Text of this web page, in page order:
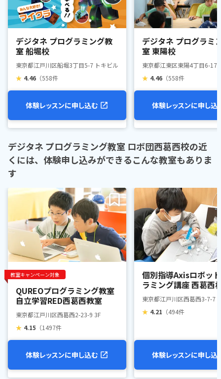
デジタネ プログラミング教
室 船堀校
東京都江戸川区船堀3丁目5-7 トキビル3階
★ 4.46 （558件
体験レッスンに申し込む
デジタネ プログラミ
室 東陽校
東京都江東区東陽4丁目6-17
★ 4.46 （558件
体験レッスンに申し込
デジタネ プログラミング教室 ロボ団西葛西校の近
くには、体験申し込みができるこんな教室もありま
す
教室キャンペーン対象
QUREOプログラミング教室
自立学習RED西葛西教室
東京都江戸川区西葛西2-23-9 3F
★ 4.15 （1497件
体験レッスンに申し込む
個別指導Axisロボッ
ラミング講座 西葛西
東京都江戸川区西葛西3-7-7
★ 4.21 （494件
体験レッスンに申し込